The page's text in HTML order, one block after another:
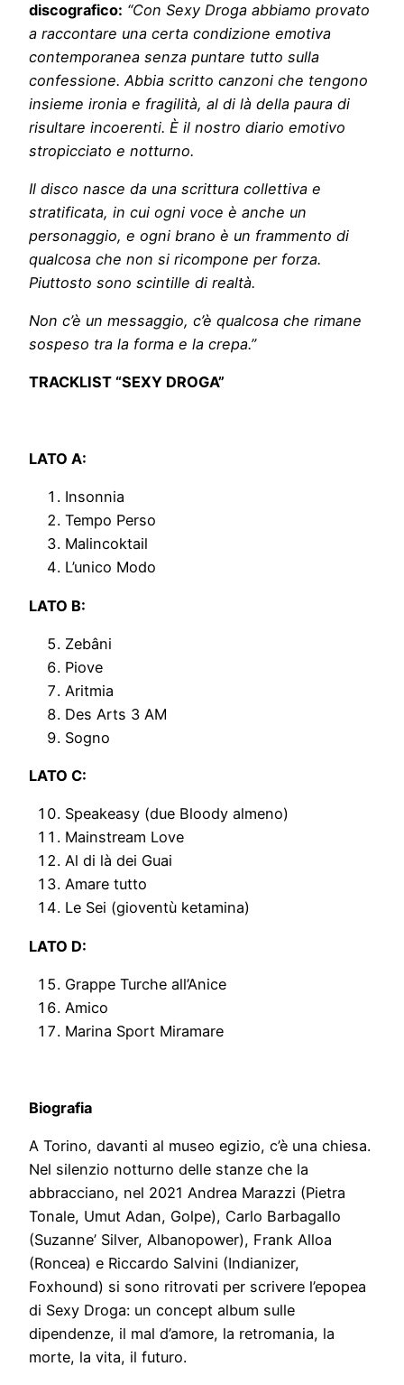
discografico: “Con Sexy Droga abbiamo provato
a raccontare una certa condizione emotiva
contemporanea senza puntare tutto sulla
confessione. Abbia scritto canzoni che tengono
insieme ironia e fragilità, al di là della paura di
risultare incoerenti. È il nostro diario emotivo
stropicciato e notturno.
Il disco nasce da una scrittura collettiva e
stratificata, in cui ogni voce è anche un
personaggio, e ogni brano è un frammento di
qualcosa che non si ricompone per forza.
Piuttosto sono scintille di realtà.
Non c’è un messaggio, c’è qualcosa che rimane
sospeso tra la forma e la crepa.”
TRACKLIST “SEXY DROGA”
LATO A:
Insonnia
Tempo Perso
Malincoktail
L’unico Modo
LATO B:
Zebâni
Piove
Aritmia
Des Arts 3 AM
Sogno
LATO C:
Speakeasy (due Bloody almeno)
Mainstream Love
Al di là dei Guai
Amare tutto
Le Sei (gioventù ketamina)
LATO D:
Grappe Turche all’Anice
Amico
Marina Sport Miramare
Biografia
A Torino, davanti al museo egizio, c’è una chiesa.
Nel silenzio notturno delle stanze che la
abbracciano, nel 2021 Andrea Marazzi (Pietra
Tonale, Umut Adan, Golpe), Carlo Barbagallo
(Suzanne’ Silver, Albanopower), Frank Alloa
(Roncea) e Riccardo Salvini (Indianizer,
Foxhound) si sono ritrovati per scrivere l’epopea
di Sexy Droga: un concept album sulle
dipendenze, il mal d’amore, la retromania, la
morte, la vita, il futuro.